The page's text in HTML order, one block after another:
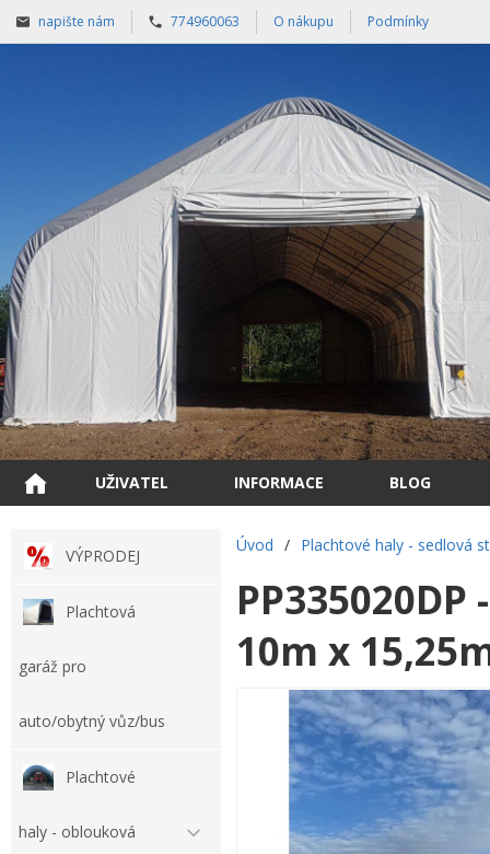
napište nám 774960063 O nákupu Podmínky
UŽIVATEL INFORMACE BLOG
VÝPRODEJ
Plachtová
garáž pro
auto/obytný vůz/bus
Plachtové
haly - oblouková
Úvod / Plachtové haly - sedlová
10m x